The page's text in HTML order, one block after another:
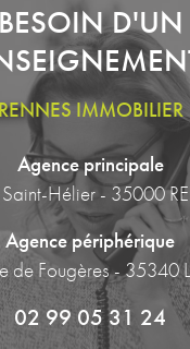
BESOIN D'UN
IMMOBILIER
Agence principale
Hélier - 35000
Agence périphérique
de Fougères - 35340
02 99 05 31 24